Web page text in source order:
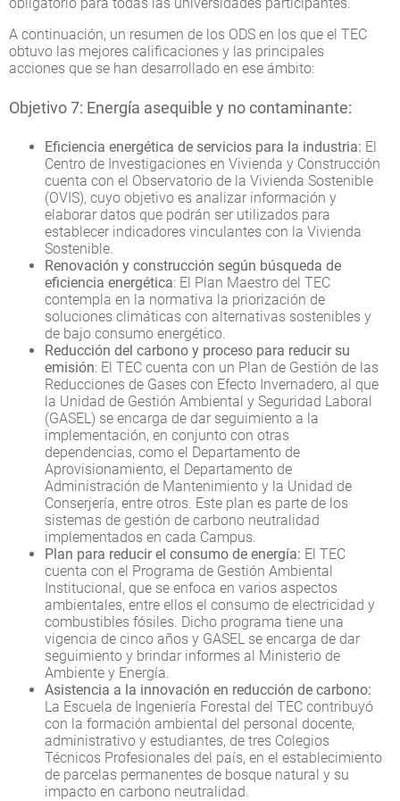
A continuación, un resumen de los ODS en los que el TEC
obtuvo las mejores calificaciones y las principales
acciones que se han desarrollado en ese ámbito:
Objetivo 7: Energía asequible y no contaminante:
Eficiencia energética de servicios para la industria: El
Centro de Investigaciones en Vivienda y Construcción
cuenta con el Observatorio de la Vivienda Sostenible
(OVIS), cuyo objetivo es analizar información y
elaborar datos que podrán ser utilizados para
establecer indicadores vinculantes con la Vivienda
Sostenible.
Renovación y construcción según búsqueda de
eficiencia energética: El Plan Maestro del TEC
contempla en la normativa la priorización de
soluciones climáticas con alternativas sostenibles y
de bajo consumo energético.
Reducción del carbono y proceso para reducir su
emisión: El TEC cuenta con un Plan de Gestión de las
Reducciones de Gases con Efecto Invernadero, al que
la Unidad de Gestión Ambiental y Seguridad Laboral
(GASEL) se encarga de dar seguimiento a la
implementación, en conjunto con otras
dependencias, como el Departamento de
Aprovisionamiento, el Departamento de
Administración de Mantenimiento y la Unidad de
Conserjería, entre otros. Este plan es parte de los
sistemas de gestión de carbono neutralidad
implementados en cada Campus.
Plan para reducir el consumo de energía: El TEC
cuenta con el Programa de Gestión Ambiental
Institucional, que se enfoca en varios aspectos
ambientales, entre ellos el consumo de electricidad y
combustibles fósiles. Dicho programa tiene una
vigencia de cinco años y GASEL se encarga de dar
seguimiento y brindar informes al Ministerio de
Ambiente y Energía.
Asistencia a la innovación en reducción de carbono:
La Escuela de Ingeniería Forestal del TEC contribuyó
con la formación ambiental del personal docente,
administrativo y estudiantes, de tres Colegios
Técnicos Profesionales del país, en el establecimiento
de parcelas permanentes de bosque natural y su
impacto en carbono neutralidad.